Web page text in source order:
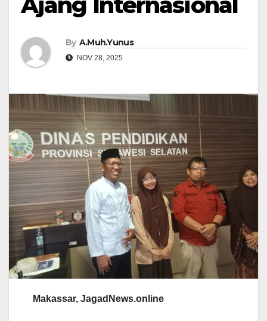
By A.Muh.Yunus
NOV 28, 2025
Makassar, JagadNews.online